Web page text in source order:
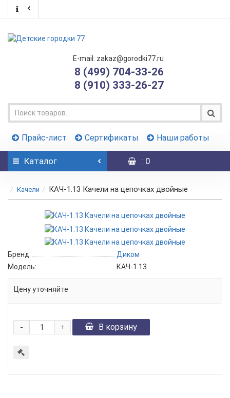
E-mail: zakaz@gorodki77.ru
8 (499) 704-33-26
8 (910) 333-26-27
Прайс-лист Сертификаты Наши работы
Каталог : 0
Качели КАЧ-1.13 Качели на цепочках двойные
Бренд:
Диком
Модель:
КАЧ-1.13
Цену уточняйте
+
- В корзину